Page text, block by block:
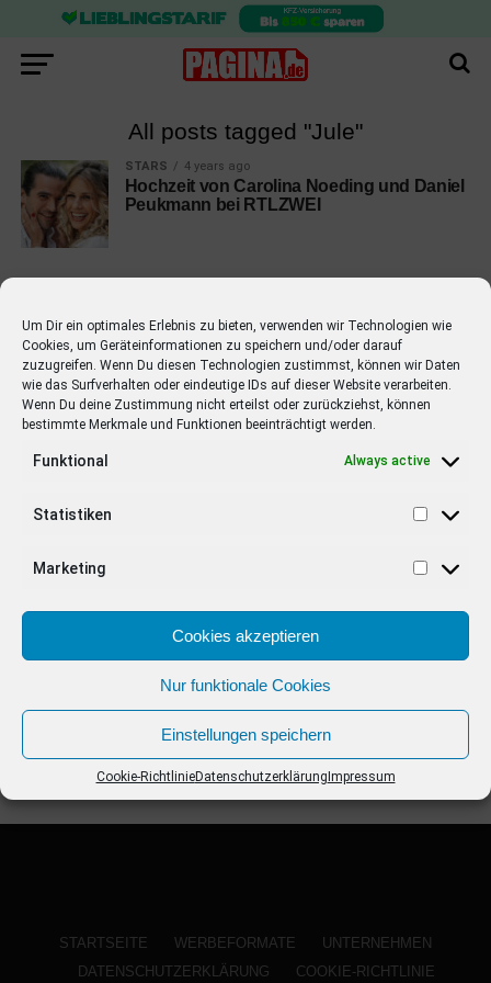
Um Dir ein optimales Erlebnis zu bieten, verwenden wir Technologien wie
Cookies, um Geräteinformationen zu speichern und/oder darauf
zuzugreifen. Wenn Du diesen Technologien zustimmst, können wir Daten
wie das Surfverhalten oder eindeutige IDs auf dieser Website verarbeiten.
Wenn Du deine Zustimmung nicht erteilst oder zurückziehst, können
bestimmte Merkmale und Funktionen beeinträchtigt werden.
Funktional Always active
Statistiken
Marketing
Cookies akzeptieren
Nur funktionale Cookies
Einstellungen speichern
Cookie-RichtlinieDatenschutzerklärung Impressum
All posts tagged "Jule"
STARS 4 years ago
Hochzeit von Carolina Noeding und Daniel
Peukmann bei RTLZWEI
EMPFOHLEN
STARS 4 years ago
Barbara Schöneberger Moderatorin
von “Verstehen Sie Spaß?”
STARTSEITE WERBEFORMATE
UNTERNEHMEN
DATENSCHUTZERKLÄRUNG
COOKIE-RICHTLINIE